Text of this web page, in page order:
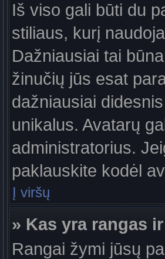
Iš viso gali būti du
stiliaus, kurį
Dažniausiai tai
žinučių jūs esat
dažniausiai
unikalus. Avatarų
administratorius.
paklauskite kodėl
Į viršų
» Kas yra rangas
Rangai žymi jūsų